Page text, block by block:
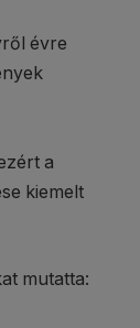
évre
a
kiemelt
mutatta: